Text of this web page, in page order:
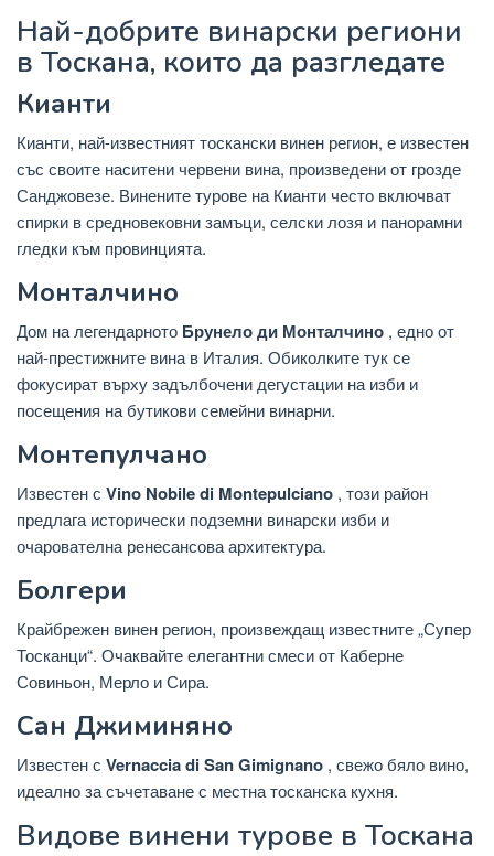
Най-добрите винарски региони
в Тоскана, които да разгледате
Кианти
Кианти, най-известният тоскански винен регион, е известен
със своите наситени червени вина, произведени от грозде
Санджовезе. Винените турове на Кианти често включват
спирки в средновековни замъци, селски лозя и панорамни
гледки към провинцията.
Монталчино
Дом на легендарното Брунело ди Монталчино , едно от
най-престижните вина в Италия. Обиколките тук се
фокусират върху задълбочени дегустации на изби и
посещения на бутикови семейни винарни.
Монтепулчано
Известен с Vino Nobile di Montepulciano , този район
предлага исторически подземни винарски изби и
очарователна ренесансова архитектура.
Болгери
Крайбрежен винен регион, произвеждащ известните „Супер
Тосканци“. Очаквайте елегантни смеси от Каберне
Совиньон, Мерло и Сира.
Сан Джиминяно
Известен с Vernaccia di San Gimignano , свежо бяло вино,
идеално за съчетаване с местна тосканска кухня.
Видове винени турове в Тоскана